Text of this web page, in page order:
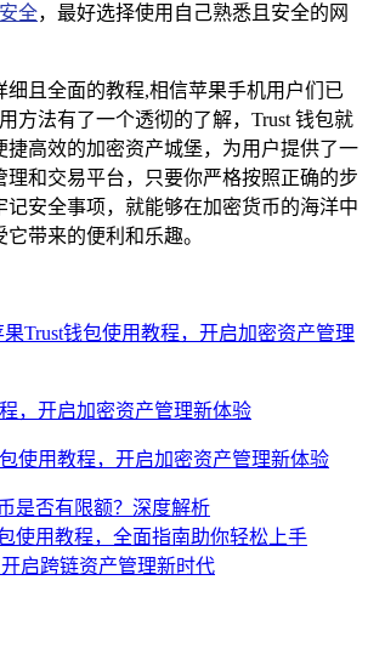
全，最好选择使用自己熟悉且安全的网
细且全面的教程,相信苹果手机用户们已
方法有了一个透彻的了解，Trust 钱包就
捷高效的加密资产城堡，为用户提供了一
理和交易平台，只要你严格按照正确的步
记安全事项，就能够在加密货币的海洋中
带来的便利和乐趣。
果Trust钱包使用教程，开启加密资产管理
，开启加密资产管理新体验
使用教程，开启加密资产管理新体验
是否有限额？深度解析
使用教程，全面指南助你轻松上手
启跨链资产管理新时代